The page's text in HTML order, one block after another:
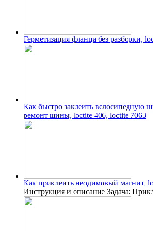
Герметизация фланца без разборки,
Как быстро заклеить велосипедную
ремонт шины, loctite 406, loctite 7063
Как приклеить неодимовый магнит,
Инструкция и описание Задача: